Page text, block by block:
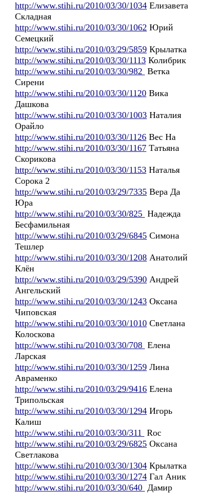
http://www.stihi.ru/2010/03/30/1034 Елизавета
Складная
http://www.stihi.ru/2010/03/30/1062 Юрий
Семецкий
http://www.stihi.ru/2010/03/29/5859 Крылатка
http://www.stihi.ru/2010/03/30/1113 Колибрик
http://www.stihi.ru/2010/03/30/982 Ветка
Сирени
http://www.stihi.ru/2010/03/30/1120 Вика
Дашкова
http://www.stihi.ru/2010/03/30/1003 Наталия
Орайло
http://www.stihi.ru/2010/03/30/1126 Вес На
http://www.stihi.ru/2010/03/30/1167 Татьяна
Скорикова
http://www.stihi.ru/2010/03/30/1153 Наталья
Сорока 2
http://www.stihi.ru/2010/03/29/7335 Вера Да
Юра
http://www.stihi.ru/2010/03/30/825 Надежда
Бесфамильная
http://www.stihi.ru/2010/03/29/6845 Симона
Тешлер
http://www.stihi.ru/2010/03/30/1208 Анатолий
Клён
http://www.stihi.ru/2010/03/29/5390 Андрей
Ангельский
http://www.stihi.ru/2010/03/30/1243 Оксана
Чиповская
http://www.stihi.ru/2010/03/30/1010 Светлана
Колоскова
http://www.stihi.ru/2010/03/30/708 Елена
Ларская
http://www.stihi.ru/2010/03/30/1259 Лина
Авраменко
http://www.stihi.ru/2010/03/29/9416 Елена
Трипольская
http://www.stihi.ru/2010/03/30/1294 Игорь
Калиш
http://www.stihi.ru/2010/03/30/311 Roc
http://www.stihi.ru/2010/03/29/6825 Оксана
Светлакова
http://www.stihi.ru/2010/03/30/1304 Крылатка
http://www.stihi.ru/2010/03/30/1274 Гал Аник
http://www.stihi.ru/2010/03/30/640 Дамир